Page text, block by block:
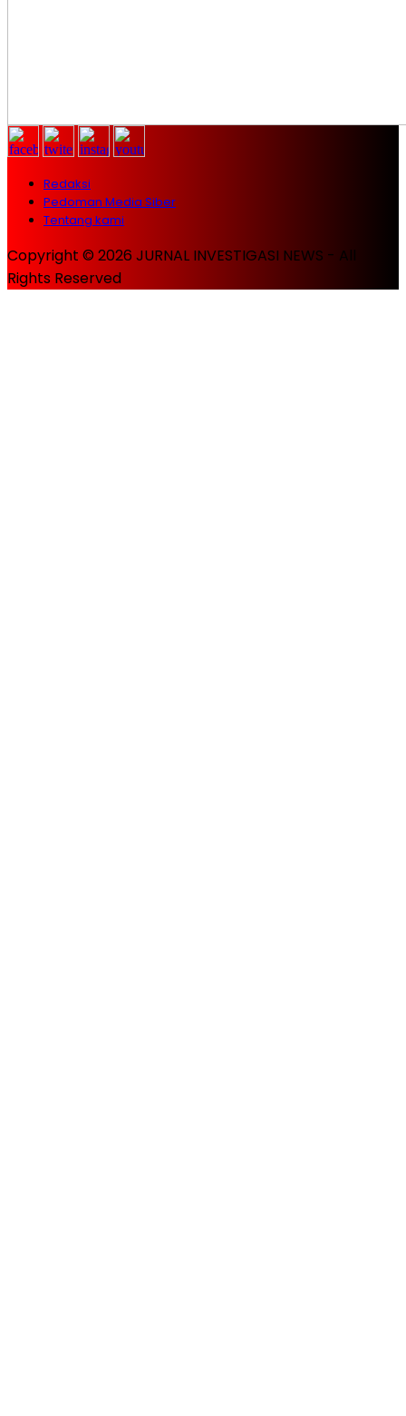
Redaksi
Pedoman Media Siber
Tentang kami
Copyright © 2026 JURNAL INVESTIGASI NEWS - All
Rights Reserved